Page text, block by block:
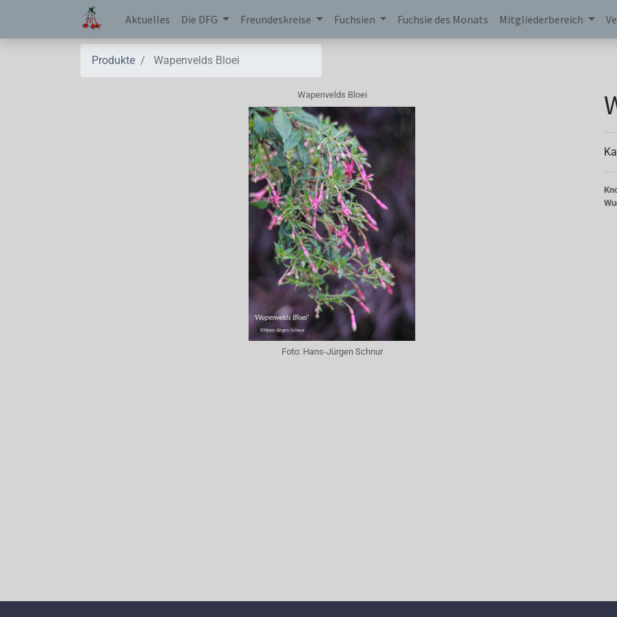
Aktuelles Die DFG Freundeskreise Fuchsien Fuchsie des Monats Mitgliederbereich
Produkte Wapenvelds Bloei
Wapenvelds Bloei
Foto: Hans-Jürgen Schnur